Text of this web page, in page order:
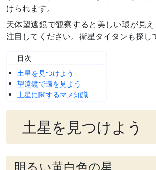
けられます。
天体望遠鏡で観察すると美しい環が見
注目してください。衛星タイタンも探し
目次
土星を見つけよう
望遠鏡で環を見よう
土星に関するマメ知識
土星を見つけよう